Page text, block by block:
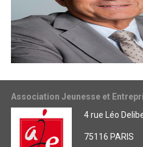
Association Jeunesse et
4 rue Léo
75116 PARIS